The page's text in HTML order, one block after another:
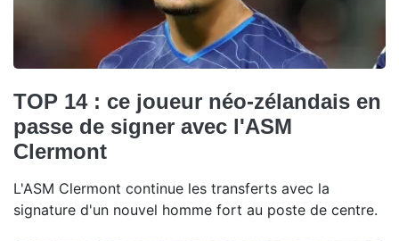
TOP 14 : ce joueur néo-zélandais en
passe de signer avec l'ASM
Clermont
L'ASM Clermont continue les transferts avec la
signature d'un nouvel homme fort au poste de centre.